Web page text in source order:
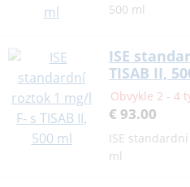
500 ml
ISE
TISAB II,
Obvykle 2 - 4
€ 93.00
ISE
ml